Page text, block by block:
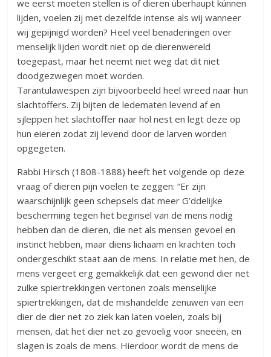
we eerst moeten stellen is of dieren überhaupt kúnnen
lijden, voelen zij met dezelfde intense als wij wanneer
wij gepijnigd worden? Heel veel benaderingen over
menselijk lijden wordt niet op de dierenwereld
toegepast, maar het neemt niet weg dat dit niet
doodgezwegen moet worden.
Tarantulawespen zijn bijvoorbeeld heel wreed naar hun
slachtoffers. Zij bijten de ledematen levend af en
sjleppen het slachtoffer naar hol nest en legt deze op
hun eieren zodat zij levend door de larven worden
opgegeten.
Rabbi Hirsch (1808-1888) heeft het volgende op deze
vraag of dieren pijn voelen te zeggen: “Er zijn
waarschijnlijk geen schepsels dat meer G’ddelijke
bescherming tegen het beginsel van de mens nodig
hebben dan de dieren, die net als mensen gevoel en
instinct hebben, maar diens lichaam en krachten toch
ondergeschikt staat aan de mens. In relatie met hen, de
mens vergeet erg gemakkelijk dat een gewond dier net
zulke spiertrekkingen vertonen zoals menselijke
spiertrekkingen, dat de mishandelde zenuwen van een
dier de dier net zo ziek kan laten voelen, zoals bij
mensen, dat het dier net zo gevoelig voor sneeën, en
slagen is zoals de mens. Hierdoor wordt de mens de